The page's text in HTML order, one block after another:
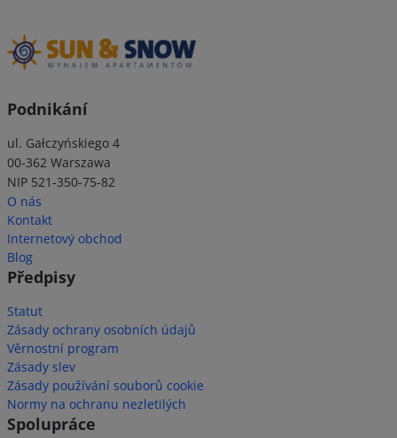
Podnikání
ul. Gałczyńskiego 4
00-362 Warszawa
NIP 521-350-75-82
O nás
Kontakt
Internetový obchod
Blog
Předpisy
Statut
Zásady ochrany osobních údajů
Věrnostní program
Zásady slev
Zásady používání souborů cookie
Normy na ochranu nezletilých
Spolupráce